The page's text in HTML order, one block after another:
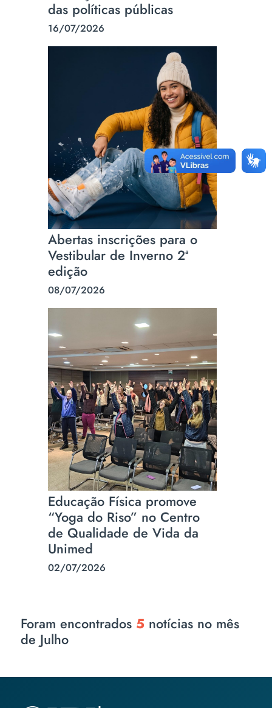
das políticas públicas
16/07/2026
Abertas inscrições para o
Vestibular de Inverno 2ª
edição
08/07/2026
Educação Física promove
“Yoga do Riso” no Centro
de Qualidade de Vida da
Unimed
02/07/2026
Foram encontrados 5 notícias no mês
de Julho